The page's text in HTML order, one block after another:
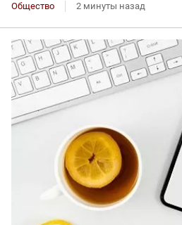
Общество 2 минуты назад